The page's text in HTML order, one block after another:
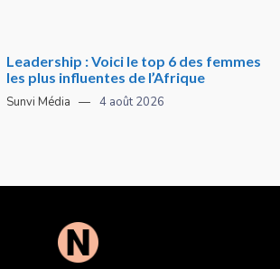
Leadership : Voici le top 6 des femmes
les plus influentes de l’Afrique
Sunvi Média 4 août 2026